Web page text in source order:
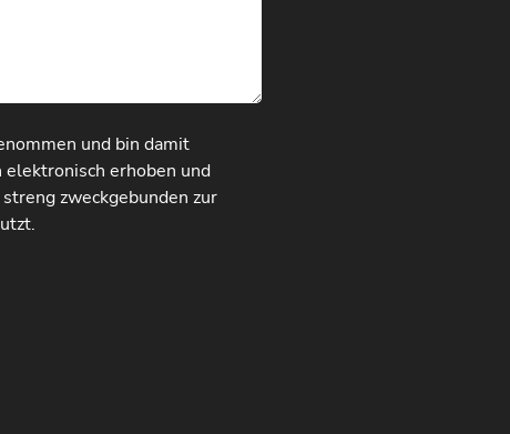
und bin damit
elektronisch erhoben und
zweckgebunden zur